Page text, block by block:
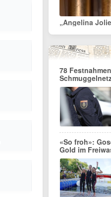
78
«So froh»:
Gold im